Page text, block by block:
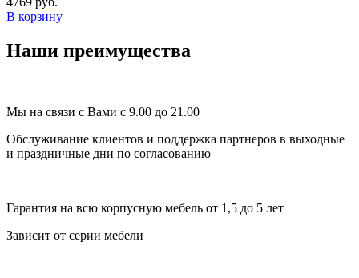
В корзину
Наши преимущества
Мы на связи с Вами с 9.00 до 21.00
Обслуживание клиентов и поддержка партнеров в выходные
и праздничные дни по согласованию
Гарантия на всю корпусную мебель от 1,5 до 5 лет
Зависит от серии мебели